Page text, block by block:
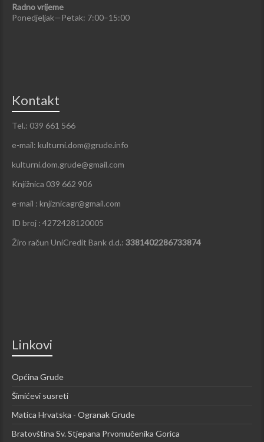
Radno vrijeme
Ponedjeljak—Petak: 7:00–15:00
Kontakt
Tel.: 039 661 566
e-mail: kulturni.dom@grude.info
kulturni.dom.grude@gmail.com
Knjižnica 039 662 906
e-mail : knjiznicagr@gmail.com
ID broj : 4272428120005
Žiro račun UniCredit Bank d.d.: 3381402286733874
Linkovi
Općina Grude
Šimićevi susreti
Matica Hrvatska - Ogranak Grude
Bratovština Sv. Stjepana Prvomučenika Gorica